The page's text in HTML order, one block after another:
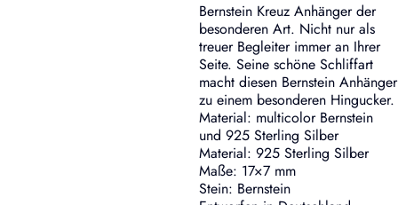
Bernstein Kreuz Anhänger der
besonderen Art. Nicht nur als
treuer Begleiter immer an Ihrer
Seite. Seine schöne Schliffart
macht diesen Bernstein Anhänger
zu einem besonderen Hingucker.
Material: multicolor Bernstein
und 925 Sterling Silber
Material: 925 Sterling Silber
Maße: 17×7 mm
Stein: Bernstein